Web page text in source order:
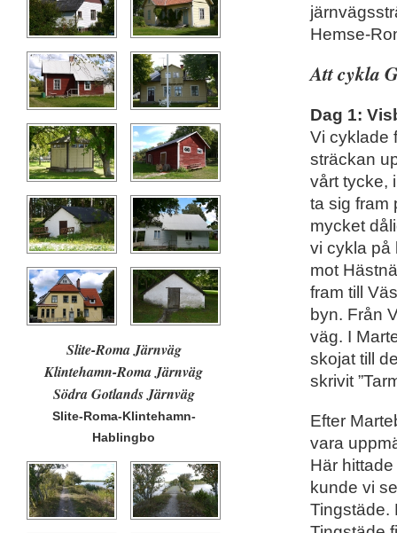
Hemse-
Att cykla
Dag 1:
Vi cyklade
sträckan
vårt tycke,
ta sig fram
mycket
vi cykla på
mot
fram till
byn. Från
väg. I
skojat till
skrivit
Efter
vara
Här
kunde vi
Tingstäde.
Slite-Roma Järnväg
Klintehamn-Roma Järnväg
Södra Gotlands Järnväg
Slite-Roma-Klintehamn-
Hablingbo